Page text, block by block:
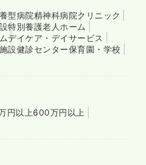
型病院精神科病院クリニック
特別養護老人ホーム
デイケア・デイサービス
設健診センター保育園・学校
円以上600万円以上